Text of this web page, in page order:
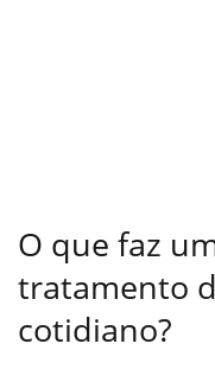
O que faz
tratamento
cotidiano?